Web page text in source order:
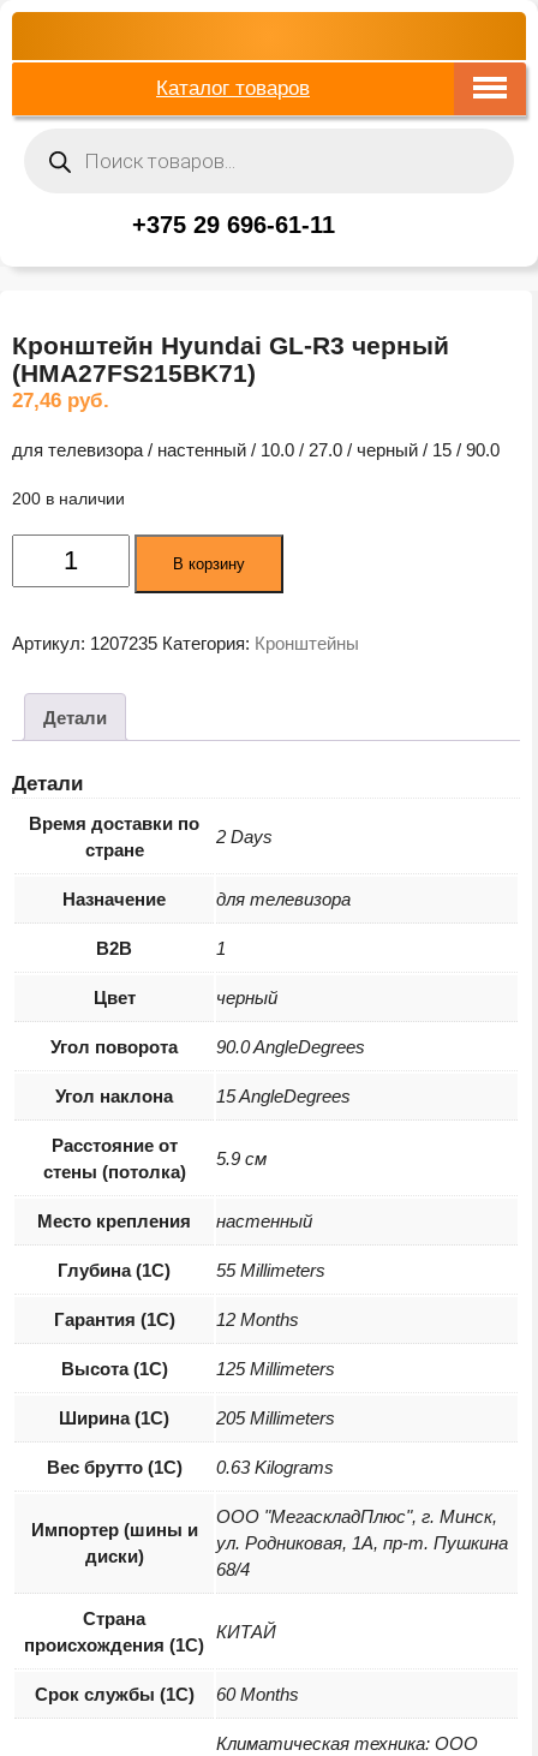
Каталог товаров
товаров
+375 29 696-61-11
Кронштейн Hyundai GL-R3 черный
(HMA27FS215BK71)
27,46 руб.
для телевизора / настенный / 10.0 / 27.0 / черный / 15 / 90.0
200 в наличии
Количество
товара
GL-
черный
(HMA27FS215BK71)
В корзину
Артикул: 1207235 Категория: Кронштейны
Детали
Детали
Время доставки по
стране
2 Days
Назначение для телевизора
B2B 1
Цвет черный
Угол поворота 90.0 AngleDegrees
Угол наклона 15 AngleDegrees
Расстояние от
стены (потолка)
5.9 см
Место крепления настенный
Глубина (1С) 55 Millimeters
Гарантия (1С) 12 Months
Высота (1С) 125 Millimeters
Ширина (1С) 205 Millimeters
Вес брутто (1С) 0.63 Kilograms
Импортер (шины и
диски)
ООО "МегаскладПлюс", г. Минск,
ул. Родниковая, 1А, пр-т. Пушкина
68/4
Страна
происхождения (1С)
КИТАЙ
Срок службы (1С) 60 Months
Климатическая техника: ООО